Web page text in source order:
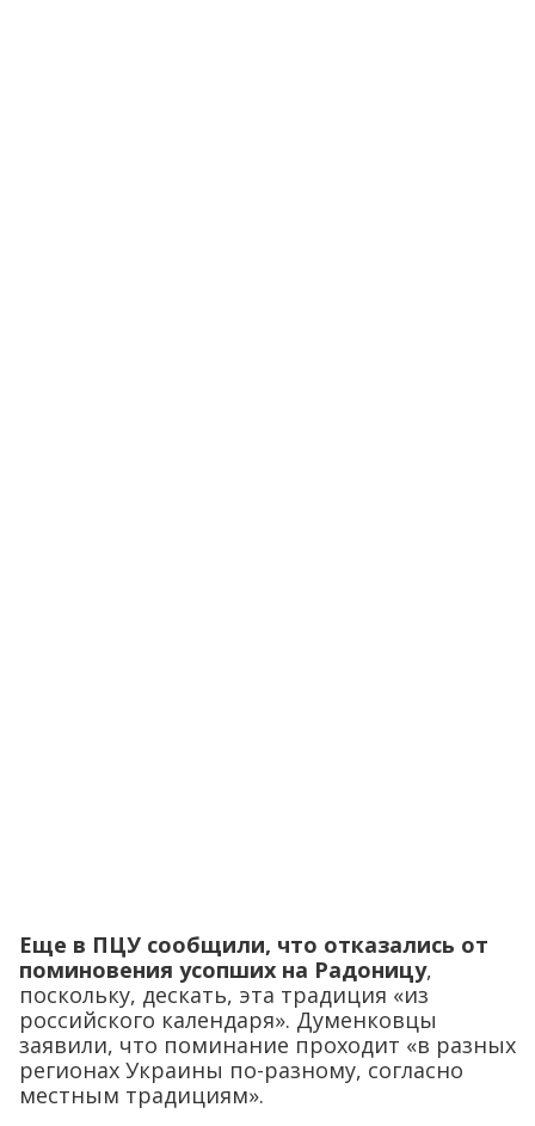
Еще в ПЦУ сообщили, что отказались от
поминовения усопших на Радоницу,
поскольку, дескать, эта традиция «из
российского календаря». Думенковцы
заявили, что поминание проходит «в разных
регионах Украины по-разному, согласно
местным традициям».